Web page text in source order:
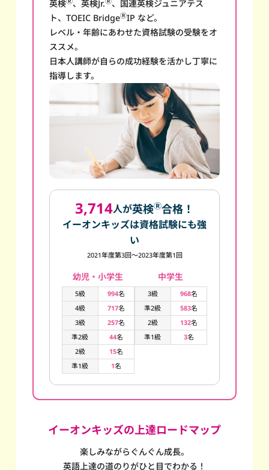
英検 、英検Jr.
、国連英検ジュニアテス
ト、TOEIC BridgeⓇIP など。
レベル・年齢にあわせた資格試験の受験をオ
ススメ。
日本人講師が自らの成功経験を活かし丁寧に
指導します。
3,714人が英検Ⓡ合格！
イーオンキッズは資格試験にも強
い
2021年度第3回～2023年度第1回
幼児・小学生
5級 994名
4級
717名
3級
257名
準2級
44名
2級
15名
準1級
1名
中学生
3級 968名
準2級
583名
2級
132名
準1級
3名
イーオンキッズの上達ロードマップ
楽しみながらぐんぐん成長。
英語上達の道のりがひと目でわかる！